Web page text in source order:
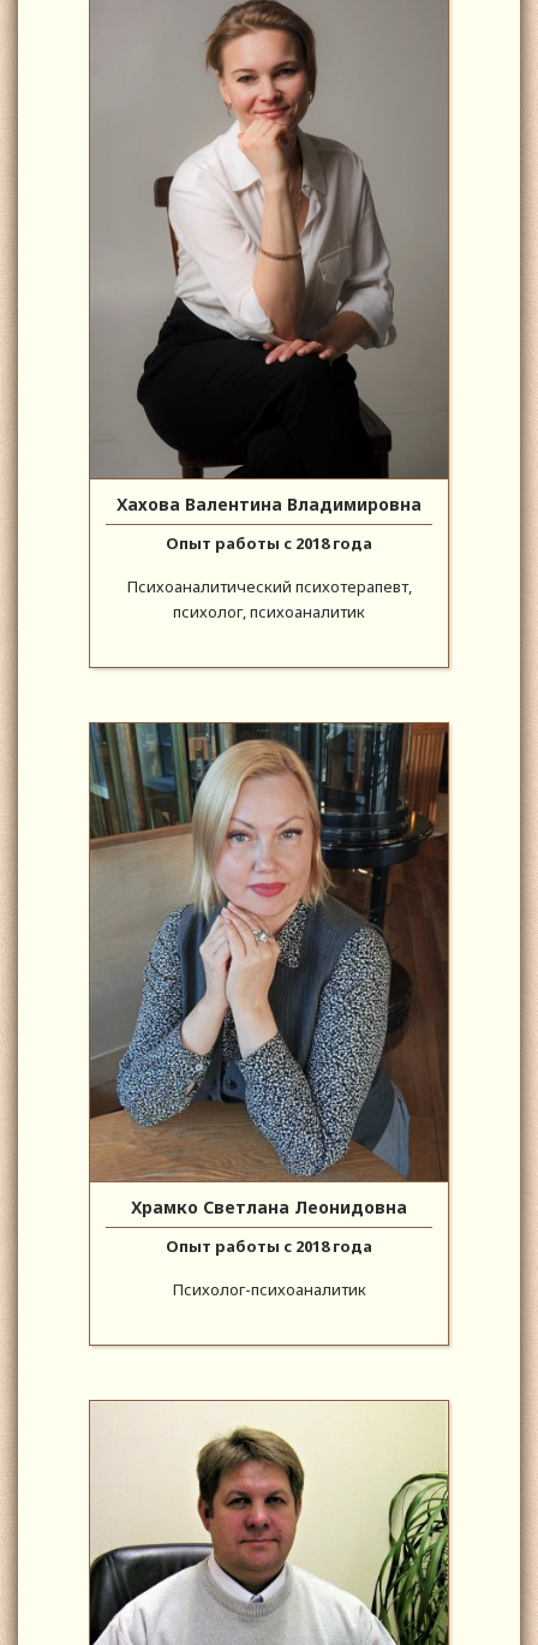
Хахова Валентина Владимировна
Опыт работы с 2018 года
Психоаналитический психотерапевт,
психолог, психоаналитик
Храмко Светлана Леонидовна
Опыт работы с 2018 года
Психолог-психоаналитик